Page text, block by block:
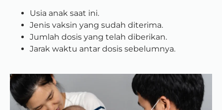
Usia anak saat ini.
Jenis vaksin yang sudah diterima.
Jumlah dosis yang telah diberikan.
Jarak waktu antar dosis sebelumnya.